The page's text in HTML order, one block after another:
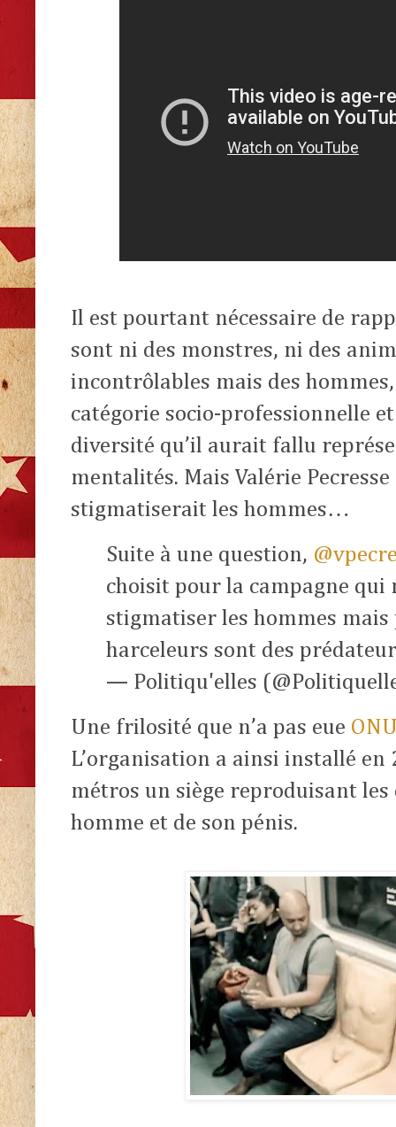
Il est pourtant nécessaire de
sont ni des monstres, ni des
incontrôlables mais des
catégorie socio-professionnelle
diversité qu’il aurait fallu
mentalités. Mais Valérie
stigmatiserait les hommes…
Suite à une question,
choisit pour la campagne qui
stigmatiser les hommes
harceleurs sont des
— Politiqu'elles
Une frilosité que n’a pas eue
L’organisation a ainsi installé en
métros un siège reproduisant les
homme et de son pénis.